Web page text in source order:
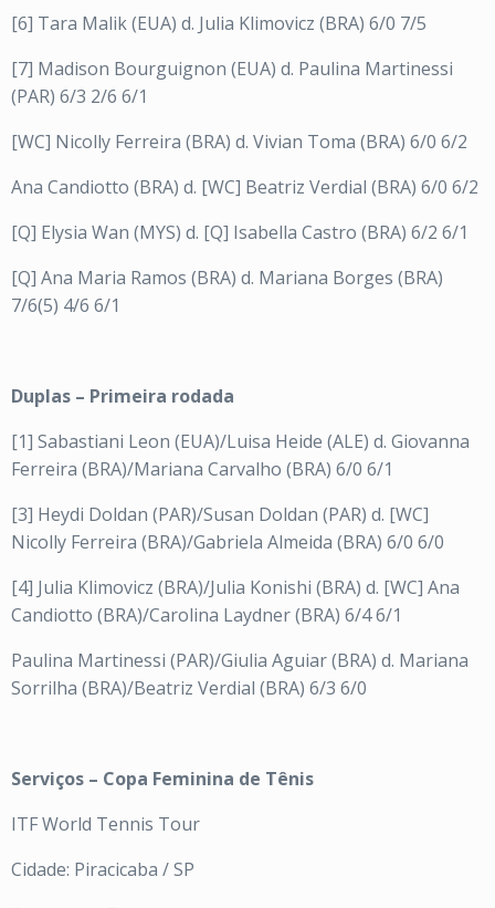
[6] Tara Malik (EUA) d. Julia Klimovicz (BRA) 6/0 7/5
[7] Madison Bourguignon (EUA) d. Paulina Martinessi
(PAR) 6/3 2/6 6/1
[WC] Nicolly Ferreira (BRA) d. Vivian Toma (BRA) 6/0 6/2
Ana Candiotto (BRA) d. [WC] Beatriz Verdial (BRA) 6/0 6/2
[Q] Elysia Wan (MYS) d. [Q] Isabella Castro (BRA) 6/2 6/1
[Q] Ana Maria Ramos (BRA) d. Mariana Borges (BRA)
7/6(5) 4/6 6/1
Duplas – Primeira rodada
[1] Sabastiani Leon (EUA)/Luisa Heide (ALE) d. Giovanna
Ferreira (BRA)/Mariana Carvalho (BRA) 6/0 6/1
[3] Heydi Doldan (PAR)/Susan Doldan (PAR) d. [WC]
Nicolly Ferreira (BRA)/Gabriela Almeida (BRA) 6/0 6/0
[4] Julia Klimovicz (BRA)/Julia Konishi (BRA) d. [WC] Ana
Candiotto (BRA)/Carolina Laydner (BRA) 6/4 6/1
Paulina Martinessi (PAR)/Giulia Aguiar (BRA) d. Mariana
Sorrilha (BRA)/Beatriz Verdial (BRA) 6/3 6/0
Serviços – Copa Feminina de Tênis
ITF World Tennis Tour
Cidade: Piracicaba / SP